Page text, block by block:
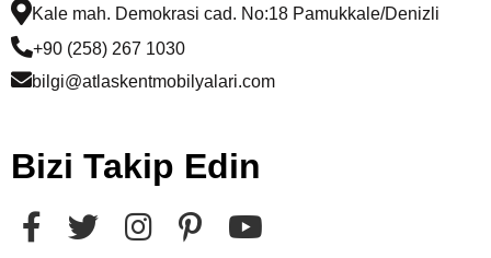
Kale mah. Demokrasi cad. No:18 Pamukkale/Denizli
+90 (258) 267 1030
bilgi@atlaskentmobilyalari.com
Bizi Takip Edin